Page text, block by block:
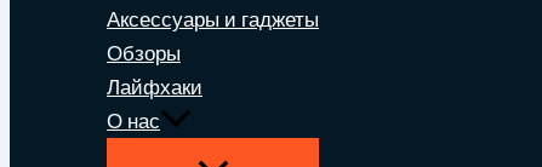
Аксессуары и гаджеты
Обзоры
Лайфхаки
О нас